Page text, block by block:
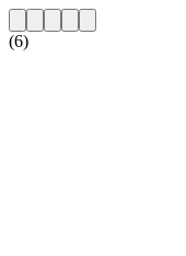
(6)